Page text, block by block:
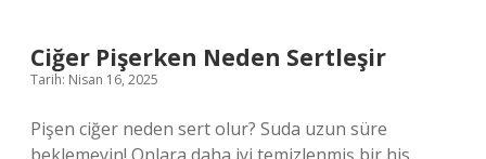
Ciğer Pişerken Neden Sertleşir
Tarih: Nisan 16, 2025
Pişen ciğer neden sert olur? Suda uzun süre